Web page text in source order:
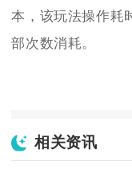
本，该玩法操作耗
部次数消耗。
相关资讯